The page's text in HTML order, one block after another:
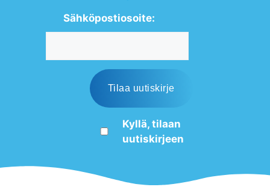
Sähköpostiosoite:
Kyllä, tilaan
uutiskirjeen